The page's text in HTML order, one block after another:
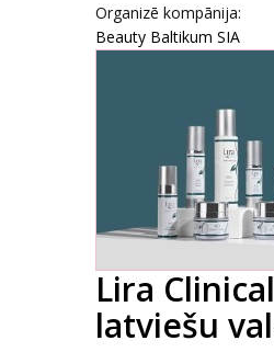
Organizē kompānija:
Beauty Baltikum SIA
Lira
latviešu